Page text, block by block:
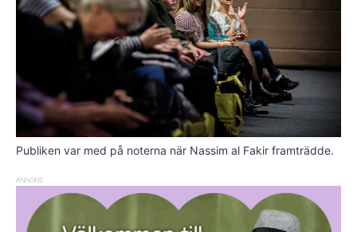
Publiken var med på noterna när Nassim al Fakir framträdde.
ANNONS